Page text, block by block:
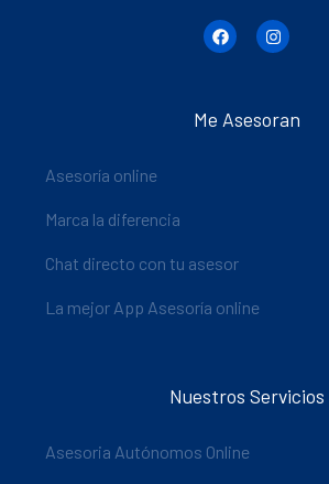
Me Asesoran
Asesoría online
Marca la diferencia
Chat directo con tu asesor
La mejor App Asesoría online
Nuestros Servicios
Asesoria Autónomos Online